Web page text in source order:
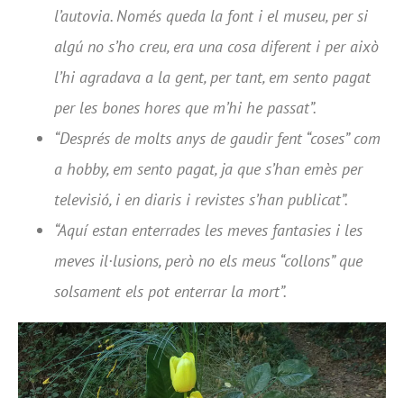
l’autovia. Només queda la font i el museu, per si
algú no s’ho creu, era una cosa diferent i per això
l’hi agradava a la gent, per tant, em sento pagat
per les bones hores que m’hi he passat”.
“Després de molts anys de gaudir fent “coses” com
a hobby, em sento pagat, ja que s’han emès per
televisió, i en diaris i revistes s’han publicat”.
“Aquí estan enterrades les meves fantasies i les
meves il·lusions, però no els meus “collons” que
solsament els pot enterrar la mort”.